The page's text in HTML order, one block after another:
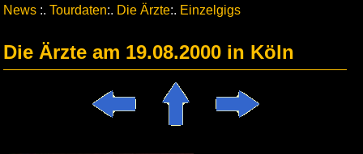
News :. Tourdaten:. Die Ärzte:. Einzelgigs
Die Ärzte am 19.08.2000 in Köln